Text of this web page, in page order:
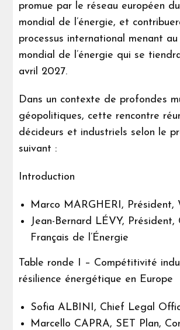
promue par le réseau européen
mondial de l’énergie, et
processus international menant au
mondial de l’énergie qui se
avril 2027.
Dans un contexte de profondes
géopolitiques, cette rencontre
décideurs et industriels selon le
suivant :
Introduction
Marco MARGHERI, Président,
Jean-Bernard LÉVY, Président,
Français de l’Énergie
Table ronde I – Compétitivité
résilience énergétique en Europe
Sofia ALBINI, Chief Legal
Marcello CAPRA, SET Plan,